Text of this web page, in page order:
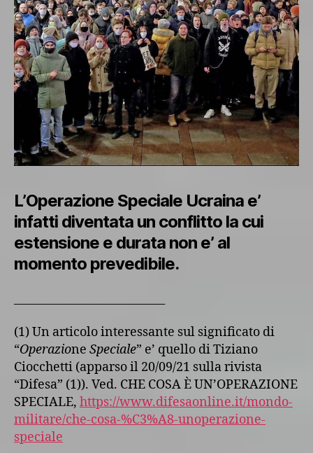
L’Operazione Speciale Ucraina e’
infatti diventata un conflitto la cui
estensione e durata non e’ al
momento prevedibile.
(1) Un articolo interessante sul significato di
“Operazione Speciale” e’ quello di Tiziano
Ciocchetti (apparso il 20/09/21 sulla rivista
“Difesa” (1)). Ved. CHE COSA È UN’OPERAZIONE
SPECIALE, https://www.difesaonline.it/mondo-
militare/che-cosa-%C3%A8-unoperazione-
speciale